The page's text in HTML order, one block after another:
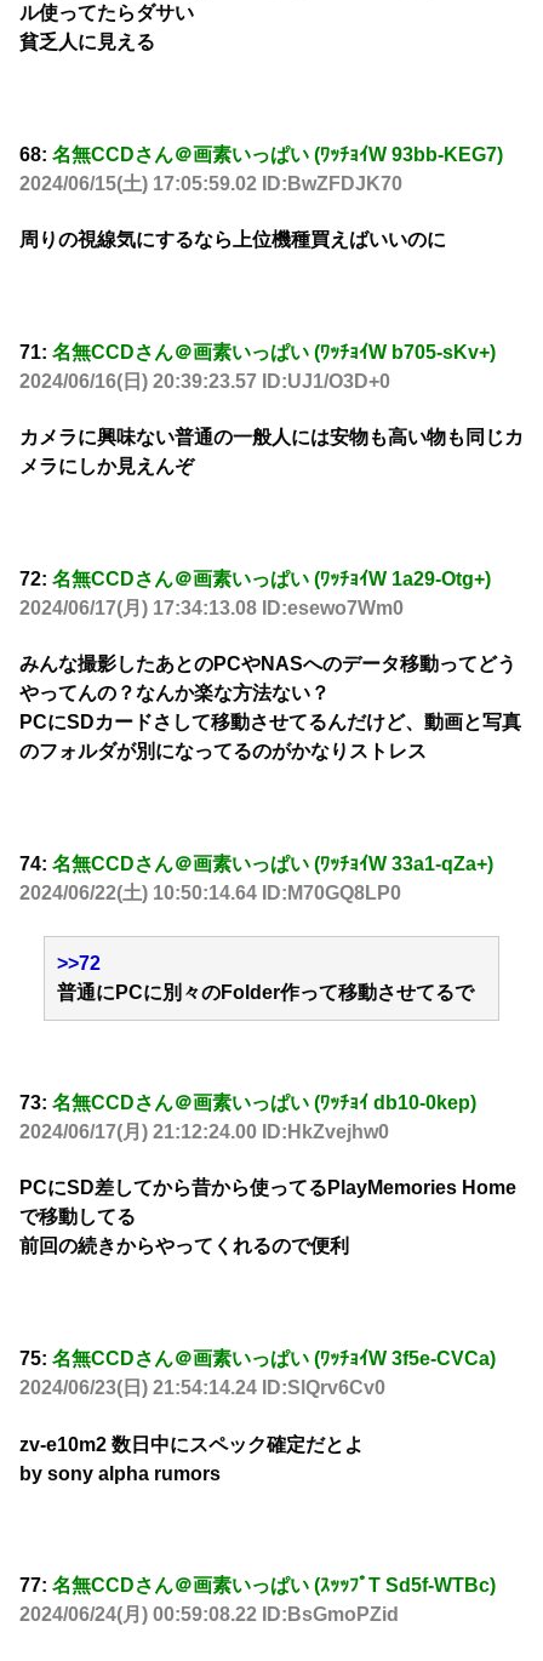
ル使ってたらダサい
貧乏人に見える
68: 名無CCDさん＠画素いっぱい (ﾜｯﾁｮｲW 93bb-KEG7)
2024/06/15(土) 17:05:59.02 ID:BwZFDJK70
周りの視線気にするなら上位機種買えばいいのに
71: 名無CCDさん＠画素いっぱい (ﾜｯﾁｮｲW b705-sKv+)
2024/06/16(日) 20:39:23.57 ID:UJ1/O3D+0
カメラに興味ない普通の一般人には安物も高い物も同じカ
メラにしか見えんぞ
72: 名無CCDさん＠画素いっぱい (ﾜｯﾁｮｲW 1a29-Otg+)
2024/06/17(月) 17:34:13.08 ID:esewo7Wm0
みんな撮影したあとのPCやNASへのデータ移動ってどう
やってんの？なんか楽な方法ない？
PCにSDカードさして移動させてるんだけど、動画と写真
のフォルダが別になってるのがかなりストレス
74: 名無CCDさん＠画素いっぱい (ﾜｯﾁｮｲW 33a1-qZa+)
2024/06/22(土) 10:50:14.64 ID:M70GQ8LP0
>>72
普通にPCに別々のFolder作って移動させてるで
73: 名無CCDさん＠画素いっぱい (ﾜｯﾁｮｲ db10-0kep)
2024/06/17(月) 21:12:24.00 ID:HkZvejhw0
PCにSD差してから昔から使ってるPlayMemories Home
で移動してる
前回の続きからやってくれるので便利
75: 名無CCDさん＠画素いっぱい (ﾜｯﾁｮｲW 3f5e-CVCa)
2024/06/23(日) 21:54:14.24 ID:SlQrv6Cv0
zv-e10m2 数日中にスペック確定だとよ
by sony alpha rumors
77: 名無CCDさん＠画素いっぱい (ｽｯｯﾌﾟT Sd5f-WTBc)
2024/06/24(月) 00:59:08.22 ID:BsGmoPZid